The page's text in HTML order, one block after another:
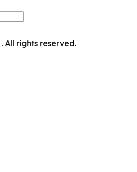
. All rights reserved.